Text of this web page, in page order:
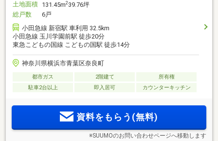
土地面積 131.45m239.76坪
総戸数
6戸
小田急線 新宿駅 車利用 32.5km
小田急線 玉川学園前駅 徒歩20分
東急こどもの国線 こどもの国駅 徒歩14分
神奈川県横浜市青葉区奈良町
都市ガス 2階建て
所有権
駐車2台以上
即入居可 カウンターキッチン
資料をもらう(無料)
※SUUMOのお問い合わせページへ移動します